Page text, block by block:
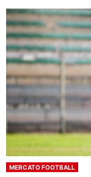
MERCATO FOOTBALL